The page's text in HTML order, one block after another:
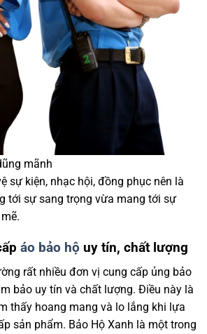
mãnh
sự kiện, nhạc hội, đồng phục nên là
tới sự sang trọng vừa mang tới sự
áo bảo hộ uy tín, chất lượng
rất nhiều đơn vị cung cấp ủng bảo
bảo uy tín và chất lượng. Điều này là
thấy hoang mang và lo lắng khi lựa
sản phẩm. Bảo Hộ Xanh là một trong